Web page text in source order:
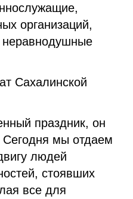
организаций,
неравнодушные
Сахалинской
праздник, он
Сегодня мы отдаем
людей
стоявших
все для